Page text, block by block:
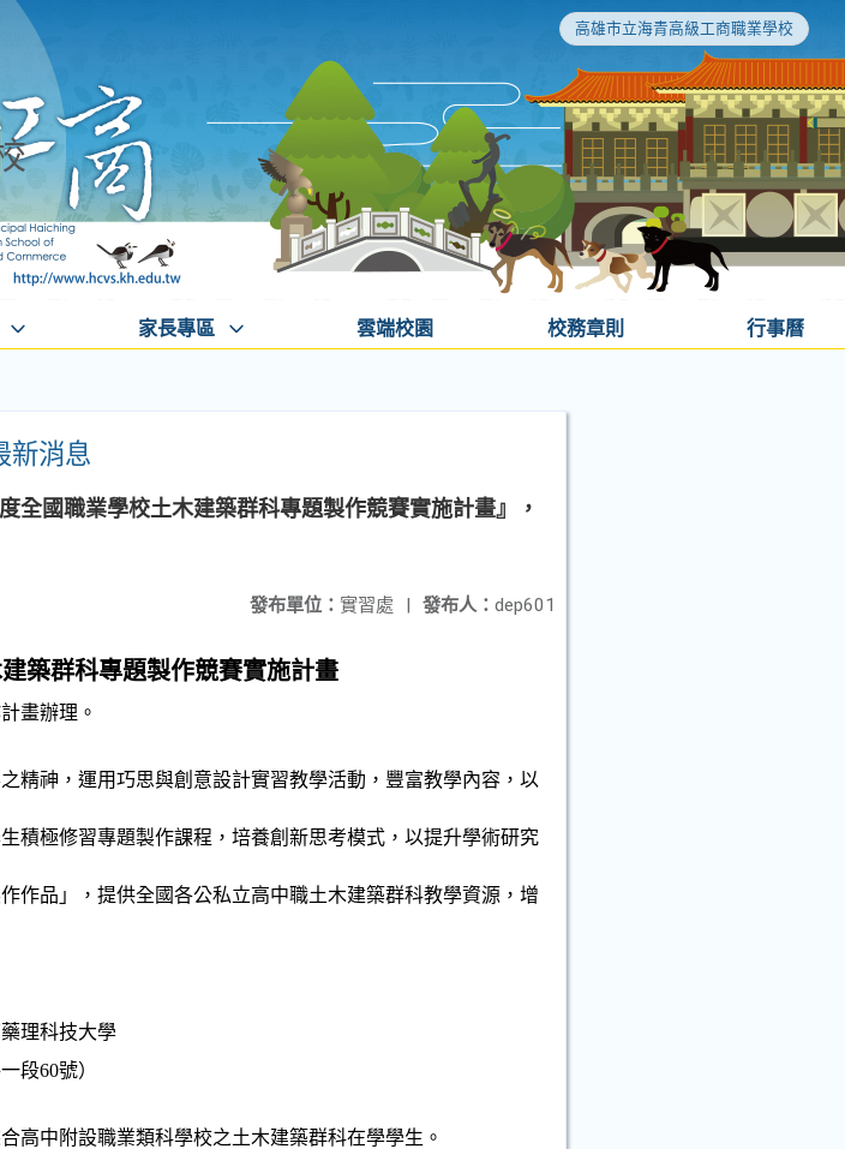
高雄市立海青高級工商職業學校
家長專區 雲端校園 校務章則 行事曆
新消息
全國職業學校土木建築群科專題製作競賽實施計畫』，
發布人： dep601
發布單位： 實習處 |
築群科專題製作競賽實施計畫
畫辦理。
精神，運用巧思與創意設計實習教學活動，豐富教學內容，以
積極修習專題製作課程， 培養創新思考模式，以提升學術研究
作品」，提供全國各公私立高中職土木建築群科教學資源，增
理科技大學
段60號）
高中附設職業類科學校之土木建築群科在學學生。